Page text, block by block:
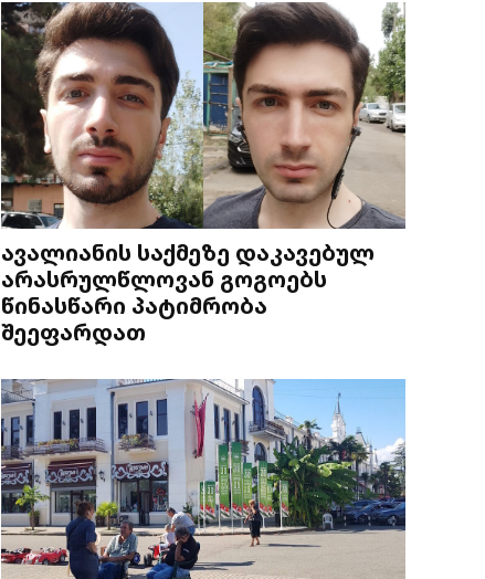
ავალიანის საქმეზე დაკავებულ
არასრულწლოვან გოგოებს
წინასწარი პატიმრობა
შეეფარდათ